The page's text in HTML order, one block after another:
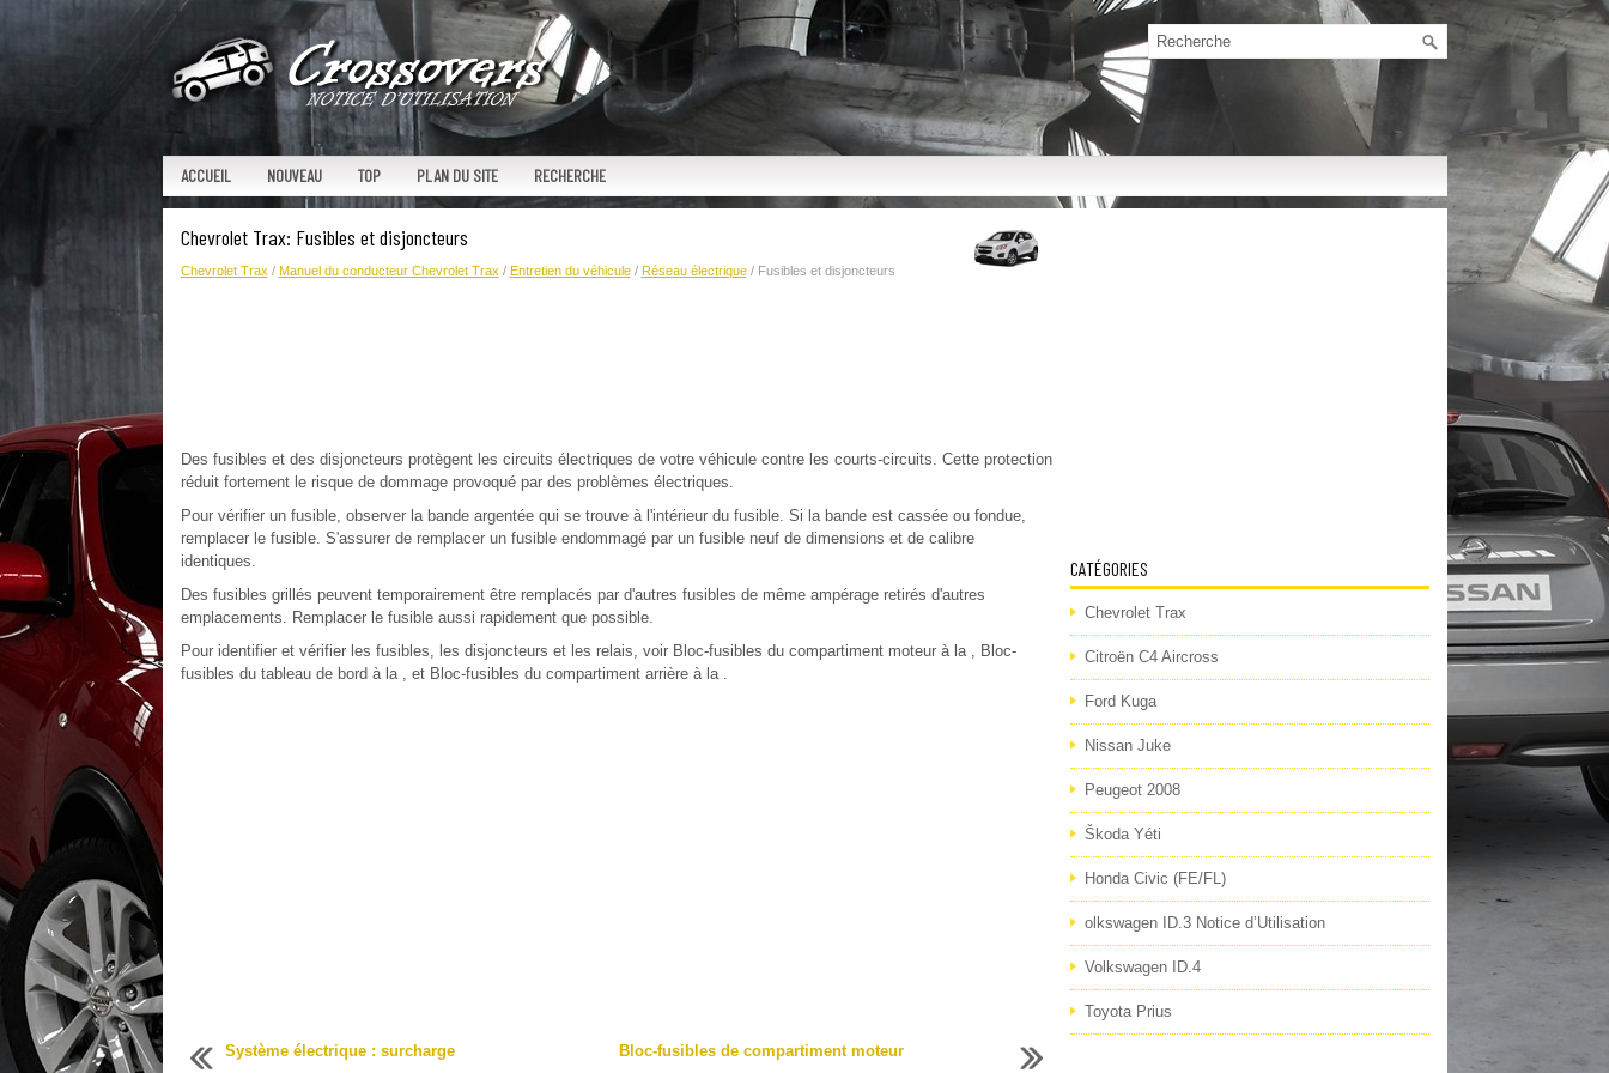
ACCUEIL NOUVEAU TOP PLAN DU SITE RECHERCHE
Chevrolet Trax: Fusibles et disjoncteurs
Chevrolet Trax / Manuel du conducteur Chevrolet Trax / Entretien du véhicule/ Réseau électrique/ Fusibles et disjoncteurs
Des fusibles et des disjoncteurs protègent les circuits électriques de votre véhicule contre les courts-circuits. Cette protection
réduit fortement le risque de dommage provoqué par des problèmes électriques.
Pour vérifier un fusible, observer la bande argentée qui se trouve à l'intérieur du fusible. Si la bande est cassée ou fondue,
remplacer le fusible. S'assurer de remplacer un fusible endommagé par un fusible neuf de dimensions et de calibre
identiques.
Des fusibles grillés peuvent temporairement être remplacés par d'autres fusibles de même ampérage retirés d'autres
emplacements. Remplacer le fusible aussi rapidement que possible.
Pour identifier et vérifier les fusibles, les disjoncteurs et les relais, voir Bloc-fusibles du compartiment moteur à la , Bloc-
fusibles du tableau de bord à la , et Bloc-fusibles du compartiment arrière à la .
Système électrique : surcharge
Bloc-fusibles de compartiment moteur
CATÉGORIES
Chevrolet Trax
Citroën C4 Aircross
Ford Kuga
Nissan Juke
Peugeot 2008
Škoda Yéti
Honda Civic (FE/FL)
olkswagen ID.3 Notice d’Utilisation
Volkswagen ID.4
Toyota Prius